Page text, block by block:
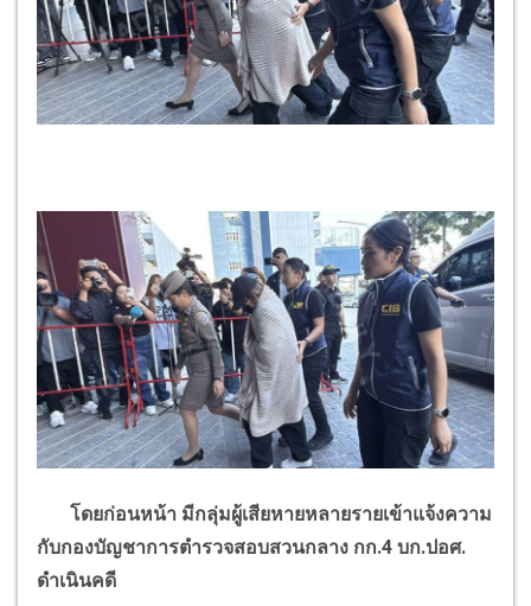
โดยก่อนหน้า มีกลุ่มผู้เสียหายหลายรายเข้าแจ้งความ
กับกองบัญชาการตำรวจสอบสวนกลาง กก.4 บก.ปอศ.
ดำเนินคดี